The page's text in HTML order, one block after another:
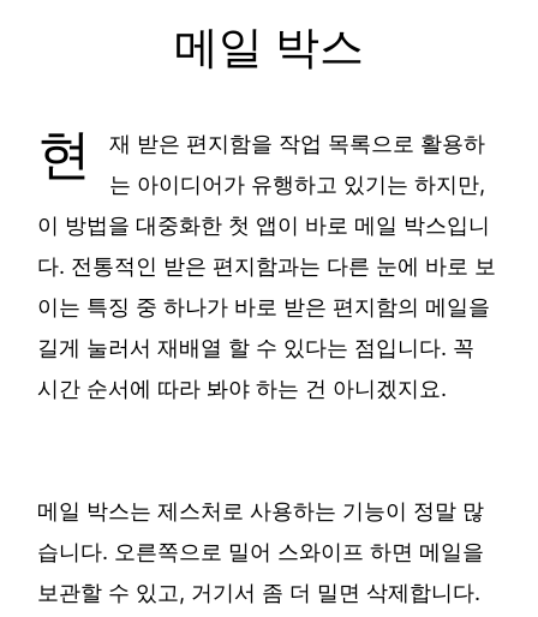
메일 박스
현
재 받은 편지함을 작업 목록으로 활용하
는 아이디어가 유행하고 있기는 하지만,
이 방법을 대중화한 첫 앱이 바로 메일 박스입니
다. 전통적인 받은 편지함과는 다른 눈에 바로 보
이는 특징 중 하나가 바로 받은 편지함의 메일을
길게 눌러서 재배열 할 수 있다는 점입니다. 꼭
시간 순서에 따라 봐야 하는 건 아니겠지요.
메일 박스는 제스처로 사용하는 기능이 정말 많
습니다. 오른쪽으로 밀어 스와이프 하면 메일을
보관할 수 있고, 거기서 좀 더 밀면 삭제합니다.